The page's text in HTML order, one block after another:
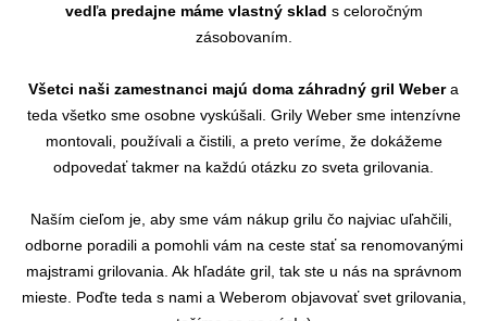
vedľa predajne máme vlastný sklad s celoročným
zásobovaním.
Všetci naši zamestnanci majú doma záhradný gril Webera
teda všetko sme osobne vyskúšali. Grily Weber sme intenzívne
montovali, používali a čistili, a preto veríme, že dokážeme
odpovedať takmer na každú otázku zo sveta grilovania.
Naším cieľom je, aby sme vám nákup grilu čo najviac uľahčili,
odborne poradili a pomohli vám na ceste stať sa renomovanými
majstrami grilovania. Ak hľadáte gril, tak ste u nás na správnom
mieste. Poďte teda s nami a Weberom objavovať svet grilovania,